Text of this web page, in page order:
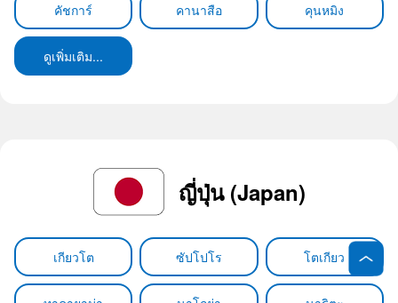
คัชการ์ คานาสือ คุนหมิง
ดูเพิ่มเติม...
ญี่ปุ่น (Japan)
เกียวโต ซัปโปโร โตเกียว